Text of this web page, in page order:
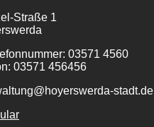
Straße 1
03571 4560
03571 456456
stadt.de